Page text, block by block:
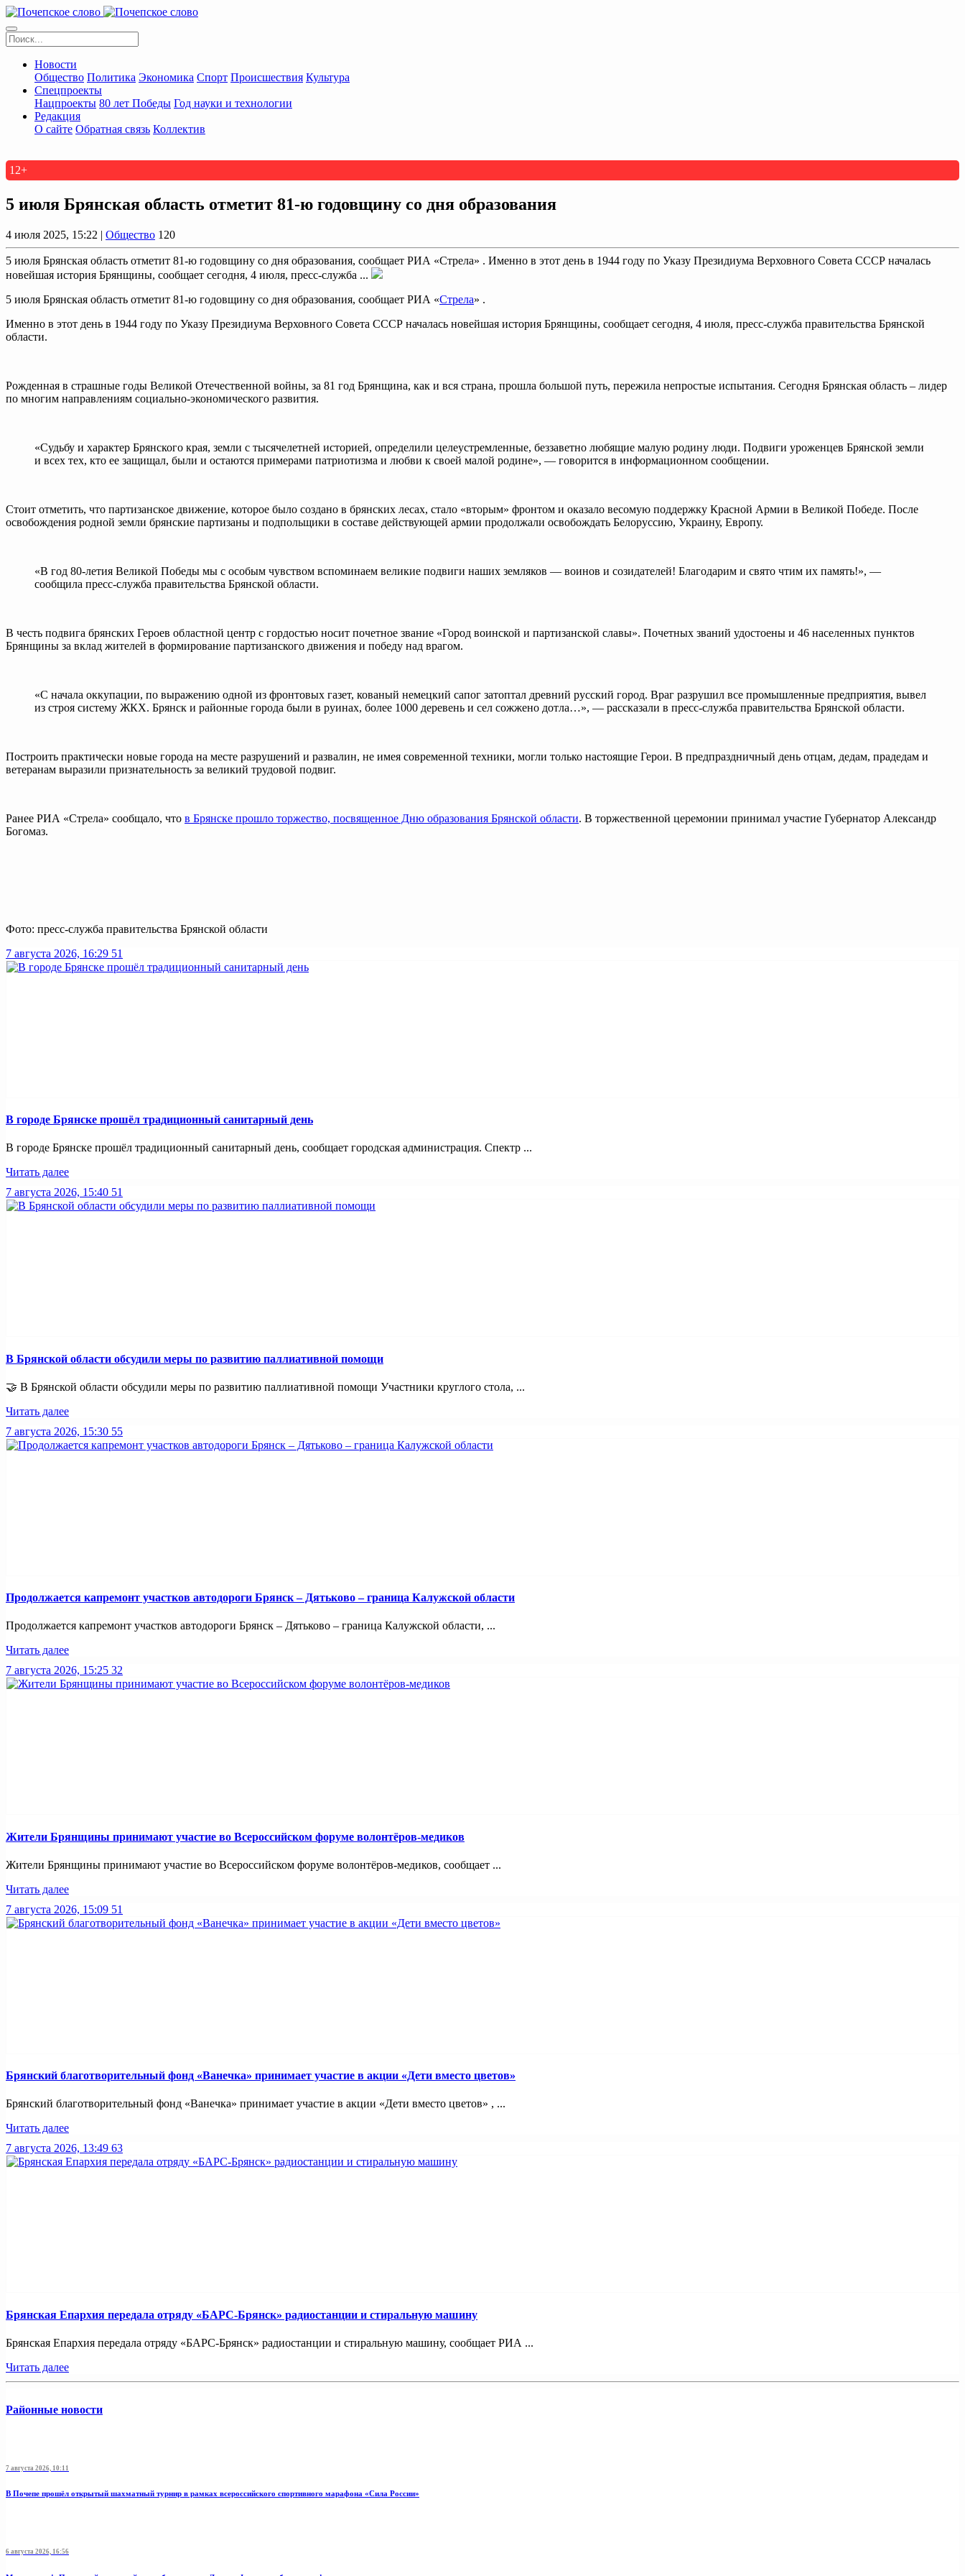
Новости
Общество Политика Экономика Спорт Происшествия Культура
Спецпроекты
Нацпроекты 80 лет Победы Год науки и технологии
Редакция
О сайте Обратная связь Коллектив
12+
5 июля Брянская область отметит 81-ю годовщину со дня образования
4 июля 2025, 15:22 | Общество 120
5 июля Брянская область отметит 81-ю годовщину со дня образования, сообщает РИА «Стрела» . Именно в этот день в 1944 году по Указу Президиума Верховного Совета СССР началась
новейшая история Брянщины, сообщает сегодня, 4 июля, пресс-служба ...
5 июля Брянская область отметит 81-ю годовщину со дня образования, сообщает РИА «Стрела» .
Именно в этот день в 1944 году по Указу Президиума Верховного Совета СССР началась новейшая история Брянщины, сообщает сегодня, 4 июля, пресс-служба правительства Брянской
области.
Рожденная в страшные годы Великой Отечественной войны, за 81 год Брянщина, как и вся страна, прошла большой путь, пережила непростые испытания. Сегодня Брянская область – лидер
по многим направлениям социально-экономического развития.
«Судьбу и характер Брянского края, земли с тысячелетней историей, определили целеустремленные, беззаветно любящие малую родину люди. Подвиги уроженцев Брянской земли
и всех тех, кто ее защищал, были и остаются примерами патриотизма и любви к своей малой родине», — говорится в информационном сообщении.
Стоит отметить, что партизанское движение, которое было создано в брянских лесах, стало «вторым» фронтом и оказало весомую поддержку Красной Армии в Великой Победе. После
освобождения родной земли брянские партизаны и подпольщики в составе действующей армии продолжали освобождать Белоруссию, Украину, Европу.
«В год 80-летия Великой Победы мы с особым чувством вспоминаем великие подвиги наших земляков — воинов и созидателей! Благодарим и свято чтим их память!», —
сообщила пресс-служба правительства Брянской области.
В честь подвига брянских Героев областной центр с гордостью носит почетное звание «Город воинской и партизанской славы». Почетных званий удостоены и 46 населенных пунктов
Брянщины за вклад жителей в формирование партизанского движения и победу над врагом.
«С начала оккупации, по выражению одной из фронтовых газет, кованый немецкий сапог затоптал древний русский город. Враг разрушил все промышленные предприятия, вывел
из строя систему ЖКХ. Брянск и районные города были в руинах, более 1000 деревень и сел сожжено дотла…», — рассказали в пресс-служба правительства Брянской области.
Построить практически новые города на месте разрушений и развалин, не имея современной техники, могли только настоящие Герои. В предпраздничный день отцам, дедам, прадедам и
ветеранам выразили признательность за великий трудовой подвиг.
Ранее РИА «Стрела» сообщало, что в Брянске прошло торжество, посвященное Дню образования Брянской области. В торжественной церемонии принимал участие Губернатор Александр
Богомаз.
Фото: пресс-служба правительства Брянской области
7 августа 2026, 16:29 51
В городе Брянске прошёл традиционный санитарный день
В городе Брянске прошёл традиционный санитарный день, сообщает городская администрация. Спектр ...
Читать далее
7 августа 2026, 15:40 51
В Брянской области обсудили меры по развитию паллиативной помощи
🤝 В Брянской области обсудили меры по развитию паллиативной помощи Участники круглого стола, ...
Читать далее
7 августа 2026, 15:30 55
Продолжается капремонт участков автодороги Брянск – Дятьково – граница Калужской области
Продолжается капремонт участков автодороги Брянск – Дятьково – граница Калужской области, ...
Читать далее
7 августа 2026, 15:25 32
Жители Брянщины принимают участие во Всероссийском форуме волонтёров-медиков
Жители Брянщины принимают участие во Всероссийском форуме волонтёров-медиков, сообщает ...
Читать далее
7 августа 2026, 15:09 51
Брянский благотворительный фонд «Ванечка» принимает участие в акции «Дети вместо цветов»
Брянский благотворительный фонд «Ванечка» принимает участие в акции «Дети вместо цветов» , ...
Читать далее
7 августа 2026, 13:49 63
Брянская Епархия передала отряду «БАРС-Брянск» радиостанции и стиральную машину
Брянская Епархия передала отряду «БАРС-Брянск» радиостанции и стиральную машину, сообщает РИА ...
Читать далее
Районные новости
7 августа 2026, 10:11
В Почепе прошёл открытый шахматный турнир в рамках всероссийского спортивного марафона «Сила России»
6 августа 2026, 16:56